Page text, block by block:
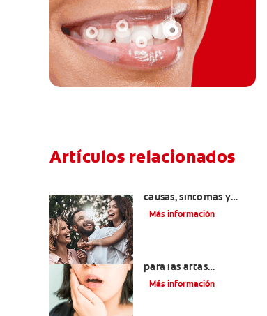
Artículos relacionados
causas, síntomas y
cuidados
Más información
para las aftas
(lesiones) bucales
Más información